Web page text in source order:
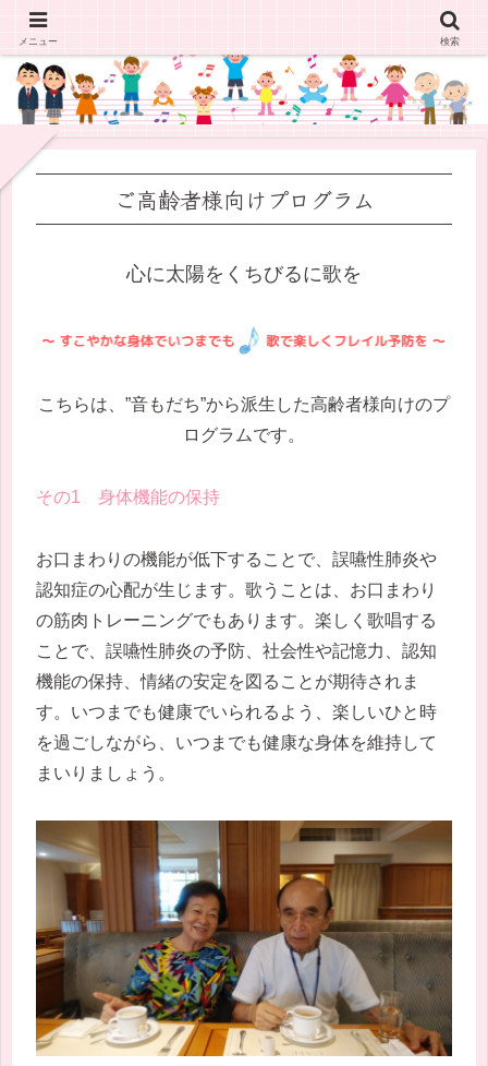
ご高齢者様向けプログラム
心に太陽をくちびるに歌を
こちらは、”音もだち”から派生した高齢者様向けのプ
ログラムです。
その1 身体機能の保持
お口まわりの機能が低下することで、誤嚥性肺炎や
認知症の心配が生じます。歌うことは、お口まわり
の筋肉トレーニングでもあります。楽しく歌唱する
ことで、誤嚥性肺炎の予防、社会性や記憶力、認知
機能の保持、情緒の安定を図ることが期待されま
す。いつまでも健康でいられるよう、楽しいひと時
を過ごしながら、いつまでも健康な身体を維持して
まいりましょう。
メニュー 検索